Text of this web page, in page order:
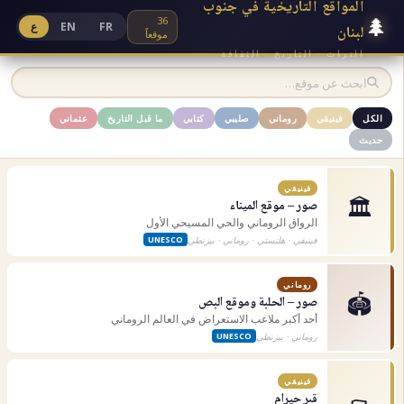
🌲
المواقع التاريخية في جنوب
لبنان
التراث · التاريخ · الثقافة
36
موقعاً
FR
EN ع
الكل فينيقي روماني صليبي كتابي ما قبل التاريخ
عثماني
حديث
🏛️
فينيقي
صور – موقع الميناء
الرواق الروماني والحي المسيحي الأول
فينيقي · هلنستي · روماني · بيزنطي UNESCO
🏟️
روماني
صور – الحلبة وموقع البص
أحد أكبر ملاعب الاستعراض في العالم الروماني
روماني · بيزنطي UNESCO
فينيقي
قبر حيرام